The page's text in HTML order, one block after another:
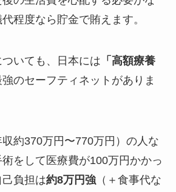
程度なら貯金で賄えます。
いても、日本には 「高額療養
強のセーフティネットがありま
約370万円〜770万円）の人な
をして医療費が100万円かかっ
負担は約8万円強（＋食事代な